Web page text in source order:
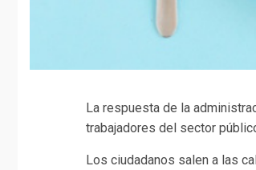
La respuesta de la
trabajadores del sector
Los ciudadanos salen a las